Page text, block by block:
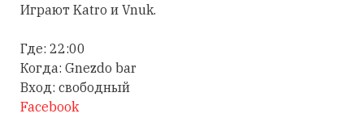
Играют Katro и Vnuk.
Где: 22:00
Когда: Gnezdo bar
Вход: свободный
Facebook